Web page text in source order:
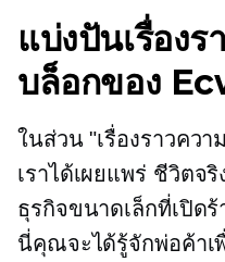
แบ่งปันเรื่อง
บล็อกของ
ในส่วน "เรื่องราวควา
เราได้เผยแพร่ ชีวิตจริ
ธุรกิจขนาดเล็กที่เปิด
นี่คุณจะได้รู้จักพ่อค้าเ